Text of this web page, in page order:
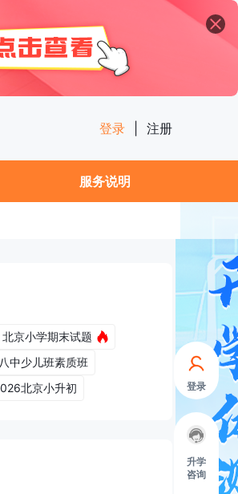
登录
升学
咨询
登录 注册
服务说明
北京小学期末试题
八中少儿班素质班
北京小升初